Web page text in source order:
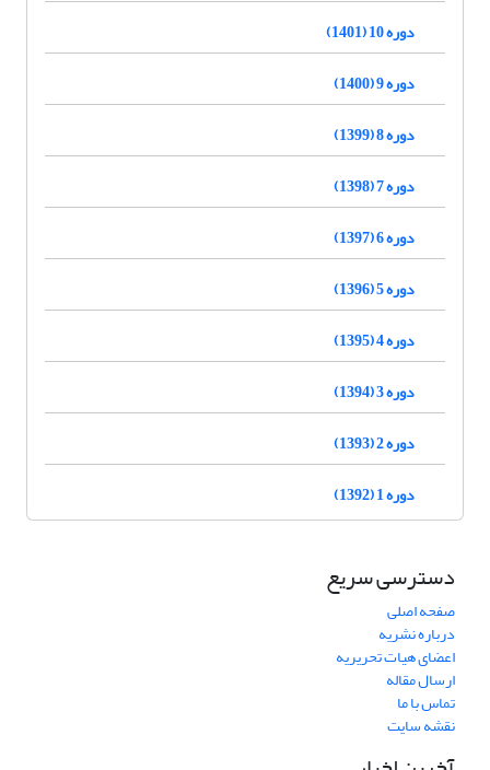
دوره 10 (1401)
دوره 9 (1400)
دوره 8 (1399)
دوره 7 (1398)
دوره 6 (1397)
دوره 5 (1396)
دوره 4 (1395)
دوره 3 (1394)
دوره 2 (1393)
دوره 1 (1392)
دسترسی سریع
صفحه اصلی
درباره نشریه
اعضای هیات تحریریه
ارسال مقاله
تماس با ما
نقشه سایت